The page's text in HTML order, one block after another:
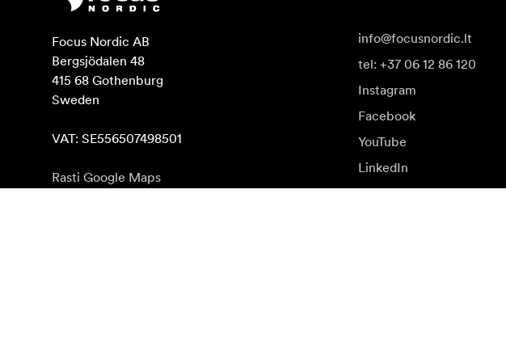
Focus Nordic AB
Bergsjödalen 48
415 68 Gothenburg
Sweden
VAT: SE556507498501
Rasti Google Maps
info@focusnordic.lt
tel: +37 06 12 86 120
Instagram
Facebook
YouTube
LinkedIn